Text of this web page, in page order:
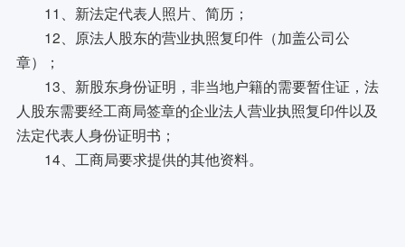
11、新法定代表人照片、简历；
12、原法人股东的营业执照复印件（加盖公司公
章）；
13、新股东身份证明，非当地户籍的需要暂住证，法
人股东需要经工商局签章的企业法人营业执照复印件以及
法定代表人身份证明书；
14、工商局要求提供的其他资料。